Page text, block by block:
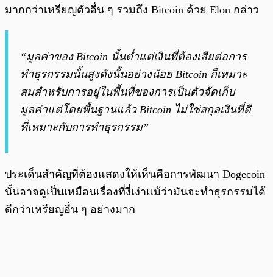
มากกว่าเหรียญตัวอื่น ๆ รวมถึง Bitcoin ด้วย Elon กล่าว
“มูลค่าของ Bitcoin นั้นต่ำแต่เงินที่ต้องเสียต่อการ
ทำธุรกรรมนั้นสูงดังนั้นอย่างน้อย Bitcoin ก็เหมาะ
สมสำหรับการอยู่ในพื้นที่ของการเป็นตัวจัดเก็บ
มูลค่าแต่โดยพื้นฐานแล้ว Bitcoin ไม่ใช่สกุลเงินที่ดี
ที่เหมาะกับการทำธุรกรรม”
ประเด็นสำคัญที่ต้องแสดงให้เห็นคือการพัฒนา Dogecoin
นั้นอาจดูเป็นเหมือนเรื่องที่งี่เง่าแม้ว่ามันจะทำธุรกรรมได้
ดีกว่าเหรียญอื่น ๆ อย่างมาก